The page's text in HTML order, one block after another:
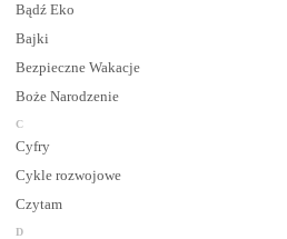
Bądź Eko
Bajki
Bezpieczne Wakacje
Boże Narodzenie
C
Cyfry
Cykle rozwojowe
Czytam
D